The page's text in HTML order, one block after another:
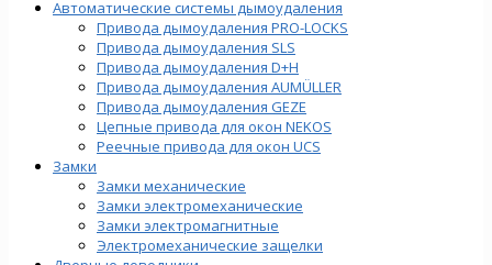
Автоматические системы дымоудаления
Привода дымоудаления PRO-LOCKS
Привода дымоудаления SLS
Привода дымоудаления D+H
Привода дымоудаления AUMÜLLER
Привода дымоудаления GEZE
Цепные привода для окон NEKOS
Реечные привода для окон UСS
Замки
Замки механические
Замки электромеханические
Замки электромагнитные
Электромеханические защелки